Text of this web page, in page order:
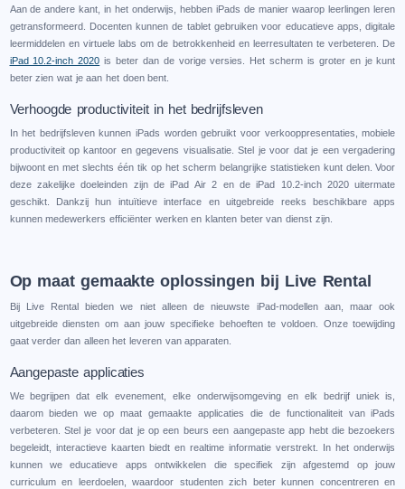
Aan de andere kant, in het onderwijs, hebben iPads de manier waarop leerlingen leren
getransformeerd. Docenten kunnen de tablet gebruiken voor educatieve apps, digitale
leermiddelen en virtuele labs om de betrokkenheid en leerresultaten te verbeteren. De
iPad 10.2-inch 2020 is beter dan de vorige versies. Het scherm is groter en je kunt
beter zien wat je aan het doen bent.
Verhoogde productiviteit in het bedrijfsleven
In het bedrijfsleven kunnen iPads worden gebruikt voor verkooppresentaties, mobiele
productiviteit op kantoor en gegevens visualisatie. Stel je voor dat je een vergadering
bijwoont en met slechts één tik op het scherm belangrijke statistieken kunt delen. Voor
deze zakelijke doeleinden zijn de iPad Air 2 en de iPad 10.2-inch 2020 uitermate
geschikt. Dankzij hun intuïtieve interface en uitgebreide reeks beschikbare apps
kunnen medewerkers efficiënter werken en klanten beter van dienst zijn.
Op maat gemaakte oplossingen bij Live Rental
Bij Live Rental bieden we niet alleen de nieuwste iPad-modellen aan, maar ook
uitgebreide diensten om aan jouw specifieke behoeften te voldoen. Onze toewijding
gaat verder dan alleen het leveren van apparaten.
Aangepaste applicaties
We begrijpen dat elk evenement, elke onderwijsomgeving en elk bedrijf uniek is,
daarom bieden we op maat gemaakte applicaties die de functionaliteit van iPads
verbeteren. Stel je voor dat je op een beurs een aangepaste app hebt die bezoekers
begeleidt, interactieve kaarten biedt en realtime informatie verstrekt. In het onderwijs
kunnen we educatieve apps ontwikkelen die specifiek zijn afgestemd op jouw
curriculum en leerdoelen, waardoor studenten zich beter kunnen concentreren en